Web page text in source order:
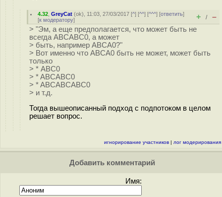
4.32 ,GreyCat (ok), 11:03, 27/03/2017 [^] [^^] [^^^] [ответить]
[к модератору] + / –
> "Эм, а еще предполагается, что может быть не
всегда ABCABC0, а может
> быть, например ABCA0?"
> Вот именно что ABCA0 быть не может, может быть
только
> * ABC0
> * ABCABC0
> * ABCABCABC0
> и т.д.
Тогда вышеописанный подход с подпотоком в целом
решает вопрос.
игнорирование участников | лог модерирования
Добавить комментарий
Имя: